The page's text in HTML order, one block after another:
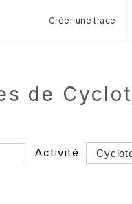
Créer une trace
de
Activité